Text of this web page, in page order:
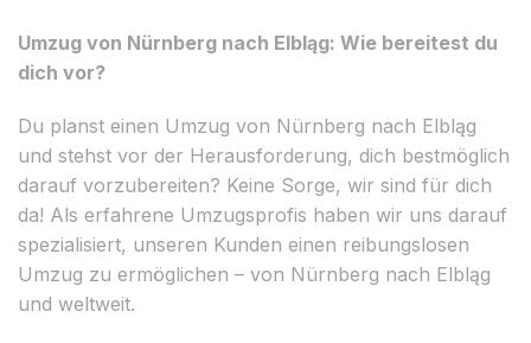
Umzug von Nürnberg nach Elbląg: Wie bereitest du
dich vor?
Du planst einen Umzug von Nürnberg nach Elbląg
und stehst vor der Herausforderung, dich bestmöglich
darauf vorzubereiten? Keine Sorge, wir sind für dich
da! Als erfahrene Umzugsprofis haben wir uns darauf
spezialisiert, unseren Kunden einen reibungslosen
Umzug zu ermöglichen – von Nürnberg nach Elbląg
und weltweit.